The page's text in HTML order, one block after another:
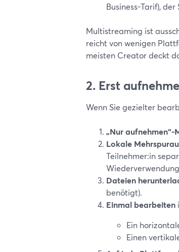
Business-Tarif),
Multistreaming ist
reicht von wenigen
meisten Creator deckt
2. Erst
Wenn Sie gezielter
„Nur aufnehmen“-
Lokale
Teilnehmer:in
Dateien
benötigt).
Einmal bearbeiten
Ein
Einen